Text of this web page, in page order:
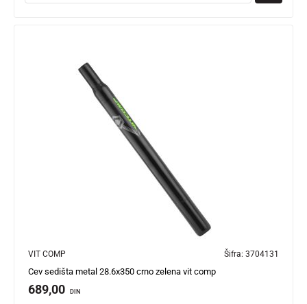
VIT COMP Šifra: 3704131
Cev sedišta metal 28.6x350 crno zelena vit comp
689,00 DIN